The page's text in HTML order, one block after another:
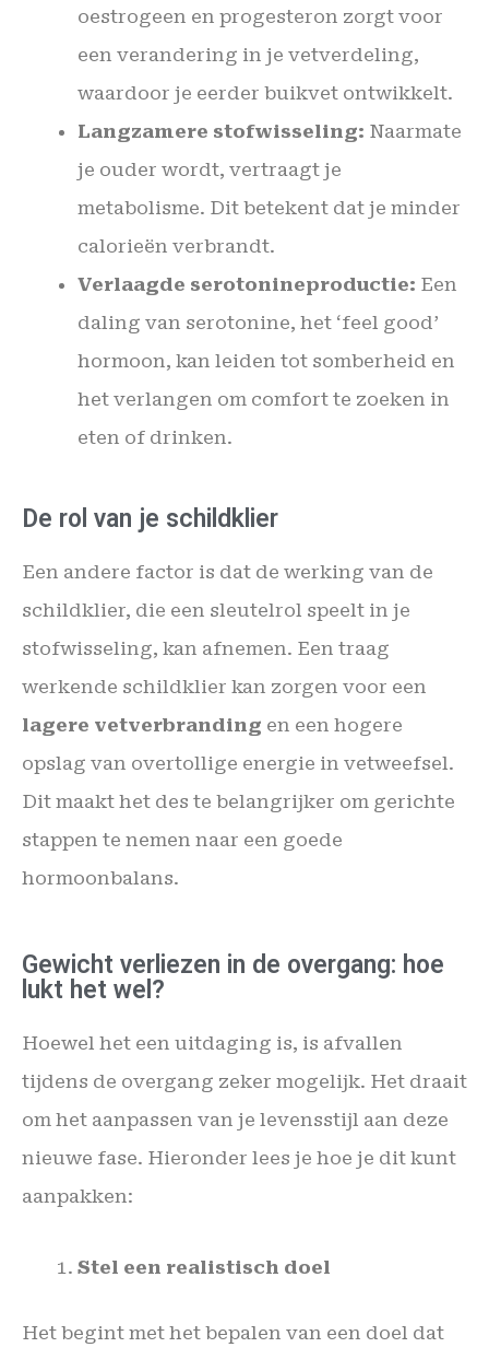
oestrogeen en progesteron zorgt voor
een verandering in je vetverdeling,
waardoor je eerder buikvet ontwikkelt.
Langzamere stofwisseling: Naarmate
je ouder wordt, vertraagt je
metabolisme. Dit betekent dat je minder
calorieën verbrandt.
Verlaagde serotonineproductie: Een
daling van serotonine, het ‘feel good’
hormoon, kan leiden tot somberheid en
het verlangen om comfort te zoeken in
eten of drinken.
De rol van je schildklier
Een andere factor is dat de werking van de
schildklier, die een sleutelrol speelt in je
stofwisseling, kan afnemen. Een traag
werkende schildklier kan zorgen voor een
lagere vetverbranding en een hogere
opslag van overtollige energie in vetweefsel.
Dit maakt het des te belangrijker om gerichte
stappen te nemen naar een goede
hormoonbalans.
Gewicht verliezen in de overgang: hoe
lukt het wel?
Hoewel het een uitdaging is, is afvallen
tijdens de overgang zeker mogelijk. Het draait
om het aanpassen van je levensstijl aan deze
nieuwe fase. Hieronder lees je hoe je dit kunt
aanpakken:
Stel een realistisch doel
Het begint met het bepalen van een doel dat